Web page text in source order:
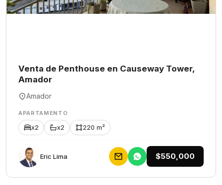
Venta de Penthouse en Causeway Tower,
Amador
Amador
APARTAMENTO
x2 x2 220 m²
Eric Lima $550,000